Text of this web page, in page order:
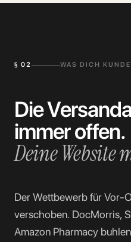
§ 02 WAS DICH
Die
immer offen.
Deine
Der Wettbewerb für Vor-
verschoben. DocMorris,
Amazon Pharmacy